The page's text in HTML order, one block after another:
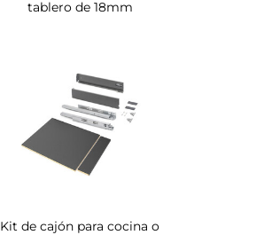
tablero de 18mm
Kit de cajón para cocina o